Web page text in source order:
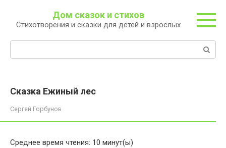
контенту
Дом сказок и стихов
Стихотворения и сказки для детей и взрослых
Сказка Ежиный лес
Сергей Горбунов
Среднее время чтения: 10 минут(ы)